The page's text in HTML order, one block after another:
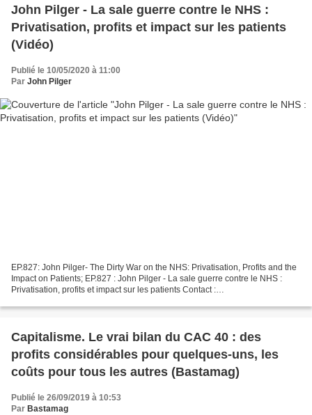
John Pilger - La sale guerre contre le NHS :
Privatisation, profits et impact sur les patients
(Vidéo)
Publié le 10/05/2020 à 11:00
Par John Pilger
EP.827: John Pilger- The Dirty War on the NHS: Privatisation, Profits and the
Impact on Patients; EP.827 : John Pilger - La sale guerre contre le NHS :
Privatisation, profits et impact sur les patients Contact :
Capitalisme. Le vrai bilan du CAC 40 : des
profits considérables pour quelques-uns, les
coûts pour tous les autres (Bastamag)
Publié le 26/09/2019 à 10:53
Par Bastamag